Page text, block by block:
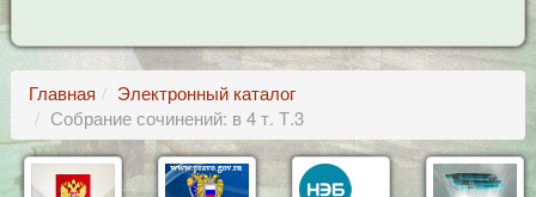
Главная
Электронный каталог
Собрание сочинений: в 4 т. Т.3